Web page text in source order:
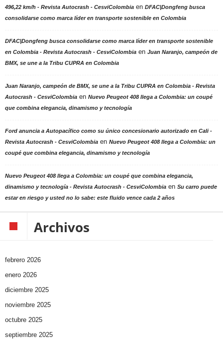
496,22 km/h - Revista Autocrash - CesviColombia en DFAC|Dongfeng busca
consolidarse como marca líder en transporte sostenible en Colombia
DFAC|Dongfeng busca consolidarse como marca líder en transporte sostenible
en Colombia - Revista Autocrash - CesviColombia en Juan Naranjo, campeón de
BMX, se une a la Tribu CUPRA en Colombia
Juan Naranjo, campeón de BMX, se une a la Tribu CUPRA en Colombia - Revista
Autocrash - CesviColombia en Nuevo Peugeot 408 llega a Colombia: un coupé
que combina elegancia, dinamismo y tecnología
Ford anuncia a Autopacífico como su único concesionario autorizado en Cali -
Revista Autocrash - CesviColombia en Nuevo Peugeot 408 llega a Colombia: un
coupé que combina elegancia, dinamismo y tecnología
Nuevo Peugeot 408 llega a Colombia: un coupé que combina elegancia,
dinamismo y tecnología - Revista Autocrash - CesviColombia en Su carro puede
estar en riesgo y usted no lo sabe: este fluido vence cada 2 años
Archivos
febrero 2026
enero 2026
diciembre 2025
noviembre 2025
octubre 2025
septiembre 2025